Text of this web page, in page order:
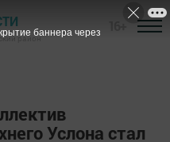
район
Услона стал
баннера через